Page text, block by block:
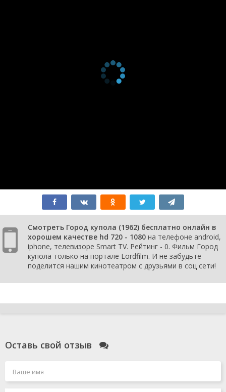
Смотреть Город купола (1962) бесплатно онлайн в
хорошем качестве hd 720 - 1080 на телефоне android,
iphone, телевизоре Smart TV. Рейтинг - 0. Фильм Город
купола только на портале Lordfilm. И не забудьте
поделится нашим кинотеатром с друзьями в соц сети!
Оставь свой отзыв